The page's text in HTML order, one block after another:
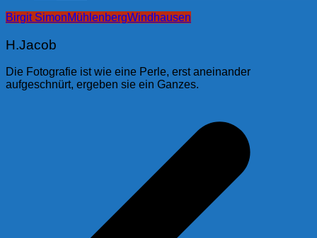
Birgit SimonMühlenbergWindhausen
H.Jacob
Die Fotografie ist wie eine Perle, erst aneinander
aufgeschnürt, ergeben sie ein Ganzes.